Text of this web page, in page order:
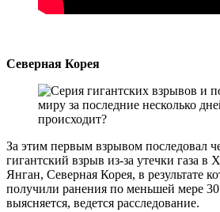
Северная Корея
За этим первым взрывом последовал
гигантский взрыв из-за утечки газа в
Янган, Северная Корея, в результате
получили ранения по меньшей мере
выясняется, ведется